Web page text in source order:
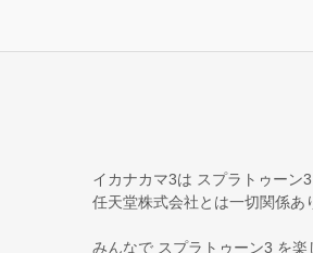
イカナカマ3は スプラトゥーン
任天堂株式会社とは一切関係あ
みんなで スプラトゥーン3 を楽